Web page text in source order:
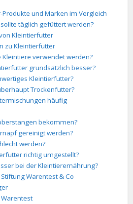
und Marken im Vergleich
täglich gefüttert werden?
Kleintierfutter
zu Kleintierfutter
Kleintiere verwendet werden?
grundsätzlich besser?
Kleintierfutter?
Trockenfutter?
häufig
bekommen?
gereinigt werden?
werden?
richtig umgestellt?
bei der Kleintierernährung?
Warentest & Co